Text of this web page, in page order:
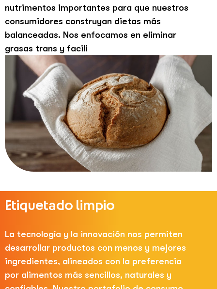
nutrimentos importantes para que nuestros
consumidores construyan dietas más
balanceadas. Nos enfocamos en eliminar
grasas trans y facili
Etiquetado limpio
La tecnología y la innovación nos permiten
desarrollar productos con menos y mejores
ingredientes, alineados con la preferencia
por alimentos más sencillos, naturales y